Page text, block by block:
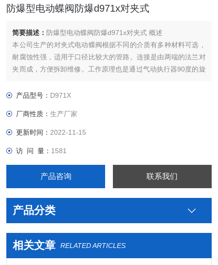
防爆型电动蝶阀防爆d971x对夹式
简要描述： 防爆型电动蝶阀防爆d971x对夹式 概述
本公司生产的对夹式电动蝶阀根据不同的介质有多种材料可选，
耐腐蚀性强，适用于口径比较大的管路。连接是由两端的法兰对
夹而成，方便拆卸维修。工作原理也是通过气动执行器90度的旋
产品型号： D971X
厂商性质：生产厂家
更新时间： 2022-11-15
访 问 量： 1581
产品咨询 联系我们
产品分类
相关文章 RELATED ARTICLES